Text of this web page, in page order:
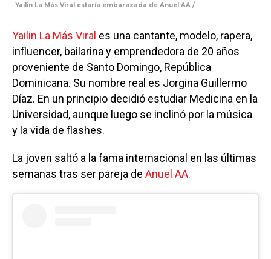
Yailin La Más Viral estaría embarazada de Anuel AA /
Yailin La Más Viral es una cantante, modelo, rapera,
influencer, bailarina y emprendedora de 20 años
proveniente de Santo Domingo, República
Dominicana. Su nombre real es Jorgina Guillermo
Díaz. En un principio decidió estudiar Medicina en la
Universidad, aunque luego se inclinó por la música
y la vida de flashes.
La joven saltó a la fama internacional en las últimas
semanas tras ser pareja de Anuel AA.